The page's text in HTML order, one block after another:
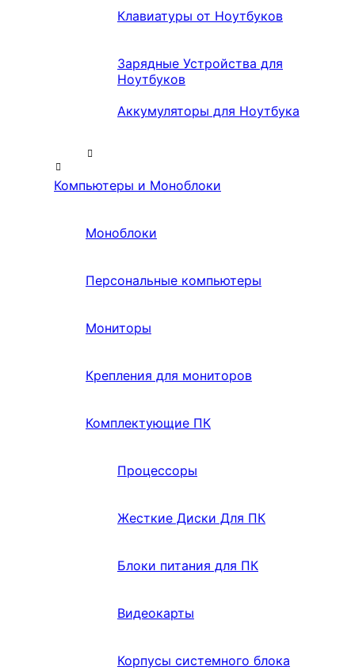
Клавиатуры от Ноутбуков
Зарядные Устройства для
Ноутбуков
Аккумуляторы для Ноутбука
Компьютеры и Моноблоки
Моноблоки
Персональные компьютеры
Мониторы
Крепления для мониторов
Комплектующие ПК
Процессоры
Жесткие Диски Для ПК
Блоки питания для ПК
Видеокарты
Корпусы системного блока